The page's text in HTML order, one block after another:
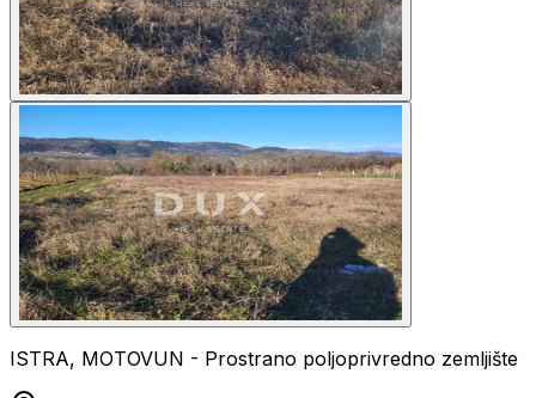
ISTRA, MOTOVUN - Prostrano poljoprivredno zemljište